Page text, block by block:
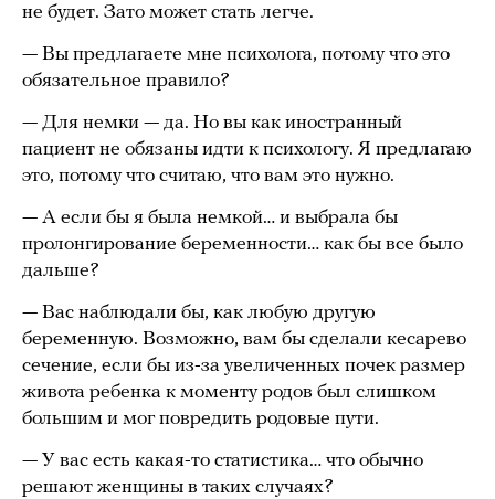
не будет. Зато может стать легче.
— Вы предлагаете мне психолога, потому что это
обязательное правило?
— Для немки — да. Но вы как иностранный
пациент не обязаны идти к психологу. Я предлагаю
это, потому что считаю, что вам это нужно.
— А если бы я была немкой… и выбрала бы
пролонгирование беременности… как бы все было
дальше?
— Вас наблюдали бы, как любую другую
беременную. Возможно, вам бы сделали кесарево
сечение, если бы из-за увеличенных почек размер
живота ребенка к моменту родов был слишком
большим и мог повредить родовые пути.
— У вас есть какая-то статистика… что обычно
решают женщины в таких случаях?